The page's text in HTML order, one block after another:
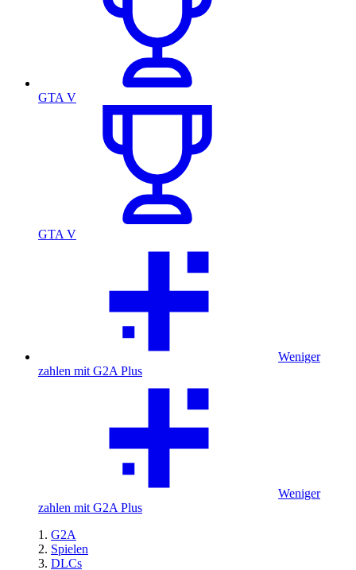
GTA V
GTA V
Weniger
zahlen mit G2A Plus
Weniger
zahlen mit G2A Plus
G2A
Spielen
DLCs